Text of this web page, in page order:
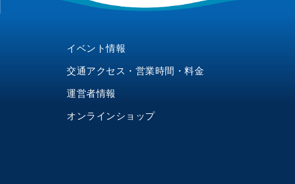
イベント情報
交通アクセス・営業時間・料金
運営者情報
オンラインショップ